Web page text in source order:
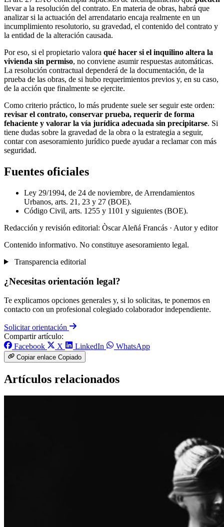
llevar a la resolución del contrato. En materia de obras, habrá que
analizar si la actuación del arrendatario encaja realmente en un
incumplimiento resolutorio, su gravedad, el contenido del contrato y
la entidad de la alteración causada.
Por eso, si el propietario valora qué hacer si el inquilino altera la
vivienda sin permiso, no conviene asumir respuestas automáticas.
La resolución contractual dependerá de la documentación, de la
prueba de las obras, de si hubo requerimientos previos y, en su caso,
de la acción que finalmente se ejercite.
Como criterio práctico, lo más prudente suele ser seguir este orden:
revisar el contrato, conservar prueba, requerir de forma
fehaciente y valorar la vía jurídica adecuada sin precipitarse. Si
tiene dudas sobre la gravedad de la obra o la estrategia a seguir,
contar con asesoramiento jurídico puede ayudar a reclamar con más
seguridad.
Fuentes oficiales
Ley 29/1994, de 24 de noviembre, de Arrendamientos
Urbanos, arts. 21, 23 y 27 (BOE).
Código Civil, arts. 1255 y 1101 y siguientes (BOE).
Redacción y revisión editorial: Òscar Aleñá Francás · Autor y editor
Contenido informativo. No constituye asesoramiento legal.
Transparencia editorial
¿Necesitas orientación legal?
Te explicamos opciones generales y, si lo solicitas, te ponemos en
contacto con un profesional colegiado colaborador independiente.
Solicitar orientación
Compartir artículo:
Facebook
X LinkedIn WhatsApp
Copiar enlace Copiado
Artículos relacionados